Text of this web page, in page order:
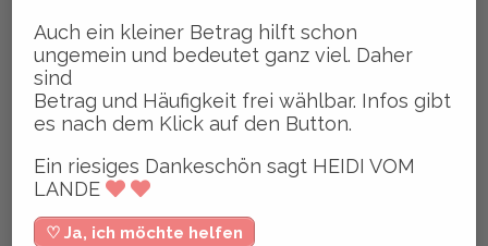
Auch ein kleiner Betrag hilft schon
ungemein und bedeutet ganz viel. Daher
sind
Betrag und Häufigkeit frei wählbar. Infos gibt
es nach dem Klick auf den Button.
Ein riesiges Dankeschön sagt HEIDI VOM
LANDE
♡ Ja, ich möchte helfen